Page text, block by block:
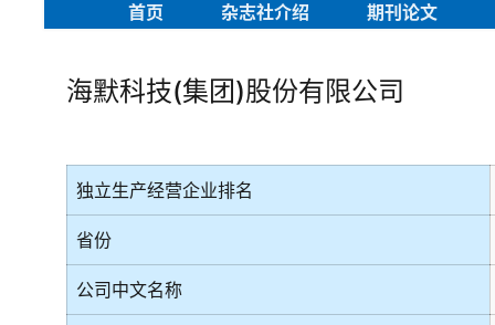
首页 杂志社介绍 期刊论文
海默科技(集团)股份有限公司
独立生产经营企业排名
省份
公司中文名称